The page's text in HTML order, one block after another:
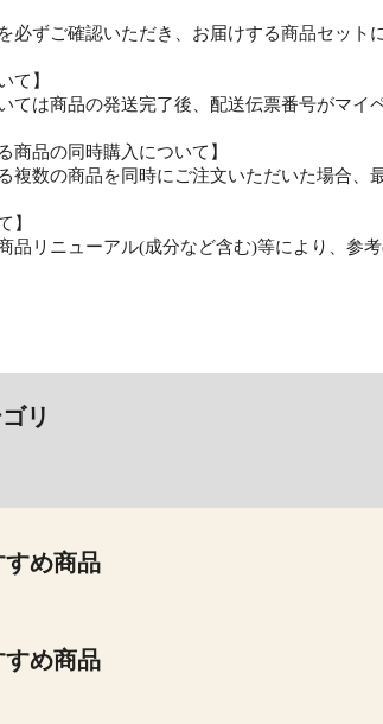
必ずご確認いただき、お届けする商品セット
て】
ては商品の発送完了後、配送伝票番号がマイ
商品の同時購入について】
複数の商品を同時にご注文いただいた場合、
】
品リニューアル(成分など含む)等により、参
リ
すめ商品
すめ商品